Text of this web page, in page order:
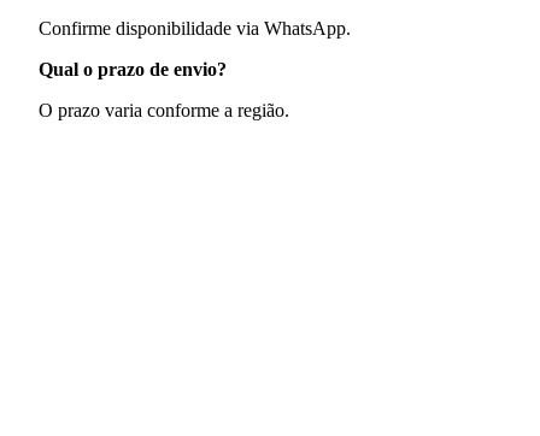
Confirme disponibilidade via WhatsApp.
Qual o prazo de envio?
O prazo varia conforme a região.